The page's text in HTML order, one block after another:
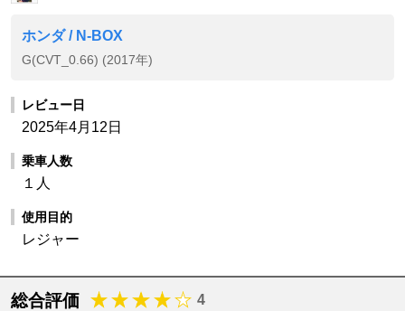
ホンダ / N-BOX
G(CVT_0.66) (2017年)
レビュー日
2025年4月12日
乗車人数
１人
使用目的
レジャー
総合評価 4